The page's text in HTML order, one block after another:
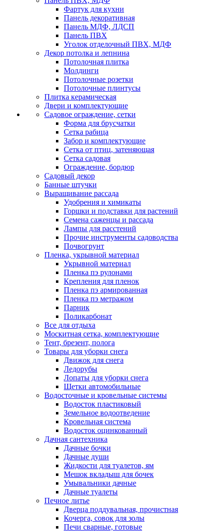
Фартук для кухни
Панель декоративная
Панель МДФ, ЛДСП
Панель ПВХ
Уголок отделочный ПВХ, МДФ
Декор потолка и лепнина
Потолочная плитка
Молдинги
Потолочные розетки
Потолочные плинтусы
Плитка керамическая
Двери и комплектующие
Садовое ограждение, сетки
Форма для брусчатки
Сетка рабица
Забор и комплектующие
Сетка от птиц, затеняющая
Сетка садовая
Ограждение, бордюр
Садовый декор
Банные штучки
Выращивание рассада
Удобрения и химикаты
Горшки и подставки для растений
Семена саженцы и рассада
Лампы для расстений
Прочие инструменты садоводства
Почвогрунт
Пленка, укрывной материал
Укрывной материал
Пленка пэ рулонами
Крепления для пленок
Пленка пэ армированная
Пленка пэ метражом
Парник
Поликарбонат
Все для отдыха
Москитная сетка, комплектующие
Тент, брезент, полога
Товары для уборки снега
Движок для снега
Ледорубы
Лопаты для уборки снега
Щетки автомобильные
Водосточные и кровельные системы
Водосток пластиковый
Земельное водоотведение
Кровельная система
Водосток оцинкованный
Дачная сантехника
Дачные бочки
Дачные души
Жидкости для туалетов, ям
Мешок вкладыш для бочек
Умывальники дачные
Дачные туалеты
Печное литье
Дверца поддувальная, прочистная
Кочерга, совок для золы
Печи сварные, готовые